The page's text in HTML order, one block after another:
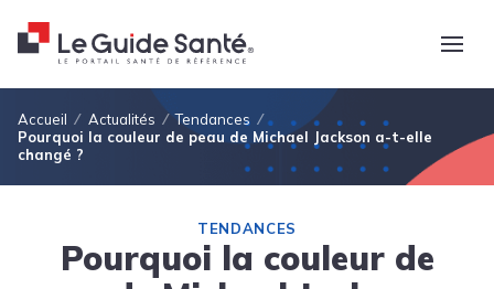
Fil d'Ariane
Accueil Actualités
Tendances
Pourquoi la couleur de peau de Michael Jackson a-t-elle
changé ?
TENDANCES
Pourquoi la couleur de